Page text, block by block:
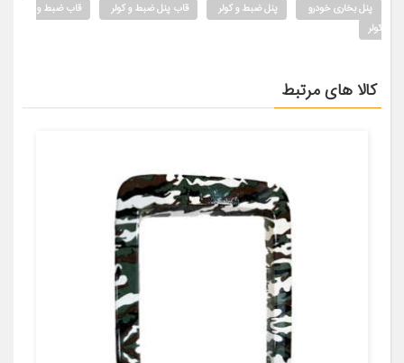
پنل بخاری خودرو پنل ضبط و کولر قاب پنل ضبط و کولر
قاب ضبط و
کولر
کالا های مرتبط